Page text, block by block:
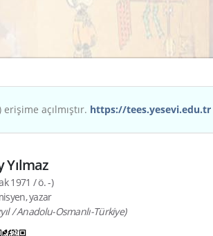
açılmıştır. https://tees.yesevi.edu.tr
Yılmaz
1971 / ö. -)
yazar
/ Anadolu-Osmanlı-Türkiye)